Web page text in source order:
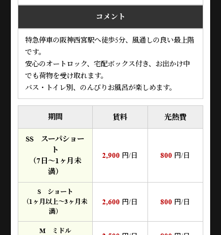
コメント
特急停車の阪神西宮駅へ徒歩5分、風通しの良い最上階
です。
安心のオートロック、宅配ボックス付き、お出かけ中
でも荷物を受け取れます。
バス・トイレ別、のんびりお風呂が楽しめます。
期間 賃料 光熱費
SS スーパショー
ト
（7日～1ヶ月未
満）
2,900 円/日 800 円/日
S ショート
（1ヶ月以上～3ヶ月未
満）
2,600 円/日 800 円/日
M ミドル